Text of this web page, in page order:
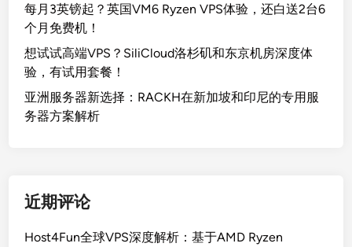
每月3英镑起？英国VM6 Ryzen VPS体验，还白送2台6
个月免费机！
想试试高端VPS？SiliCloud洛杉矶和东京机房深度体
验，有试用套餐！
亚洲服务器新选择：RACKH在新加坡和印尼的专用服
务器方案解析
近期评论
Host4Fun全球VPS深度解析：基于AMD Ryzen